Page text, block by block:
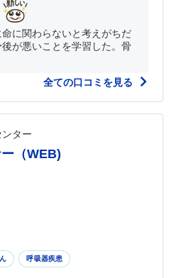
に関わらないと考えがちだ
が悪いことを学習した。骨
全ての口コミを見る
ター
（WEB)
呼吸器疾患